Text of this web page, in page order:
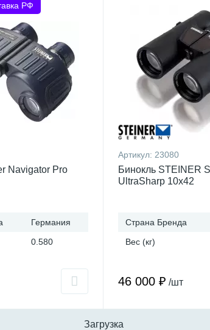
РФ
Navigator Pro
Германия
0.580
Артикул: 23080
Бинокль STEINER
UltraSharp 10x42
Страна Бренда
Вес (кг)
46 000 ₽ /шт
Загрузка